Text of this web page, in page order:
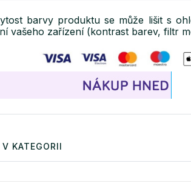
barvy produktu se může lišit s
vašeho zařízení (kontrast barev, filtr
KATEGORII